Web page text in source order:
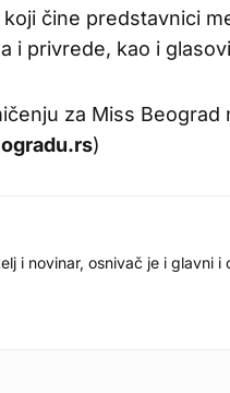
čine predstavnici
i privrede, kao i
za Miss
)
i novinar, osnivač je i glavni